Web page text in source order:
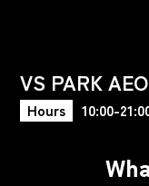
VS PARK
Hours 10:00-